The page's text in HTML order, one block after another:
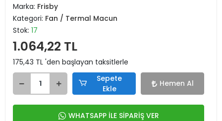
Marka: Frisby
Kategori: Fan / Termal Macun
Stok: 17
1.064,22 TL
175,43 TL 'den başlayan taksitlerle
Sepete
Ekle
Hemen Al
WHATSAPP İLE SİPARİŞ VER